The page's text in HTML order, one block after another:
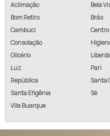
Aclimação
Bela
Bom Retiro
Brás
Cambuci
Centro
Consolação
Glicério
Luz
Pari
República
Santa
Santa Efigênia
Sé
Vila Buarque